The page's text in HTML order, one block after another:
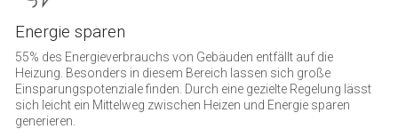
Energie sparen
55% des Energieverbrauchs von Gebäuden entfällt auf die
Heizung. Besonders in diesem Bereich lassen sich große
Einsparungspotenziale finden. Durch eine gezielte Regelung lässt
sich leicht ein Mittelweg zwischen Heizen und Energie sparen
generieren.